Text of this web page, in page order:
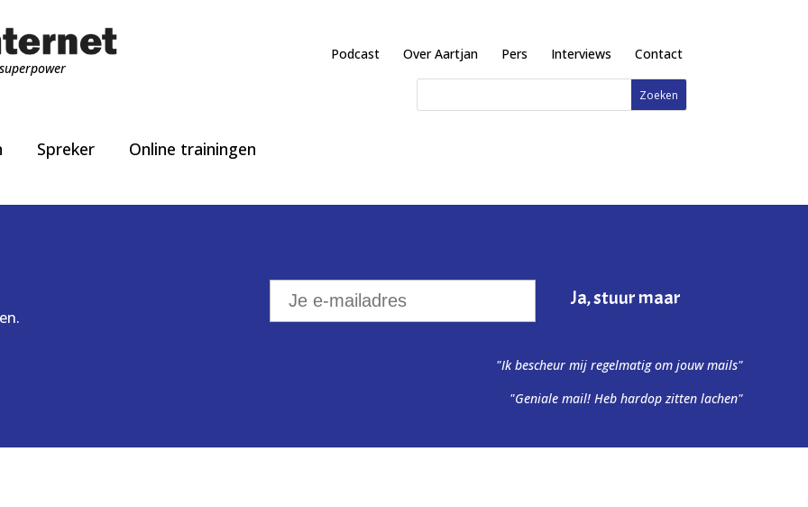
superpower
Podcast Over Aartjan Pers Interviews Contact
Spreker Online trainingen
"Ik bescheur mij regelmatig om jouw mails"
"Geniale mail! Heb hardop zitten lachen"